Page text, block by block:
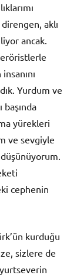
aklı
ancak.
Yurdum ve
yürekleri
ve sevgiyle
cephenin
kurduğu
sizlere de